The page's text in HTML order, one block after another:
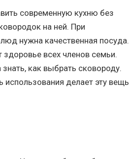
современную кухню без
на ней. При
нужна качественная посуда.
здоровье всех членов семьи.
как выбрать сковороду.
использования делает эту вещь